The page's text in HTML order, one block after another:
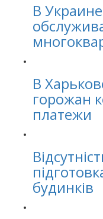
В
В
горожан
платежи
будинків